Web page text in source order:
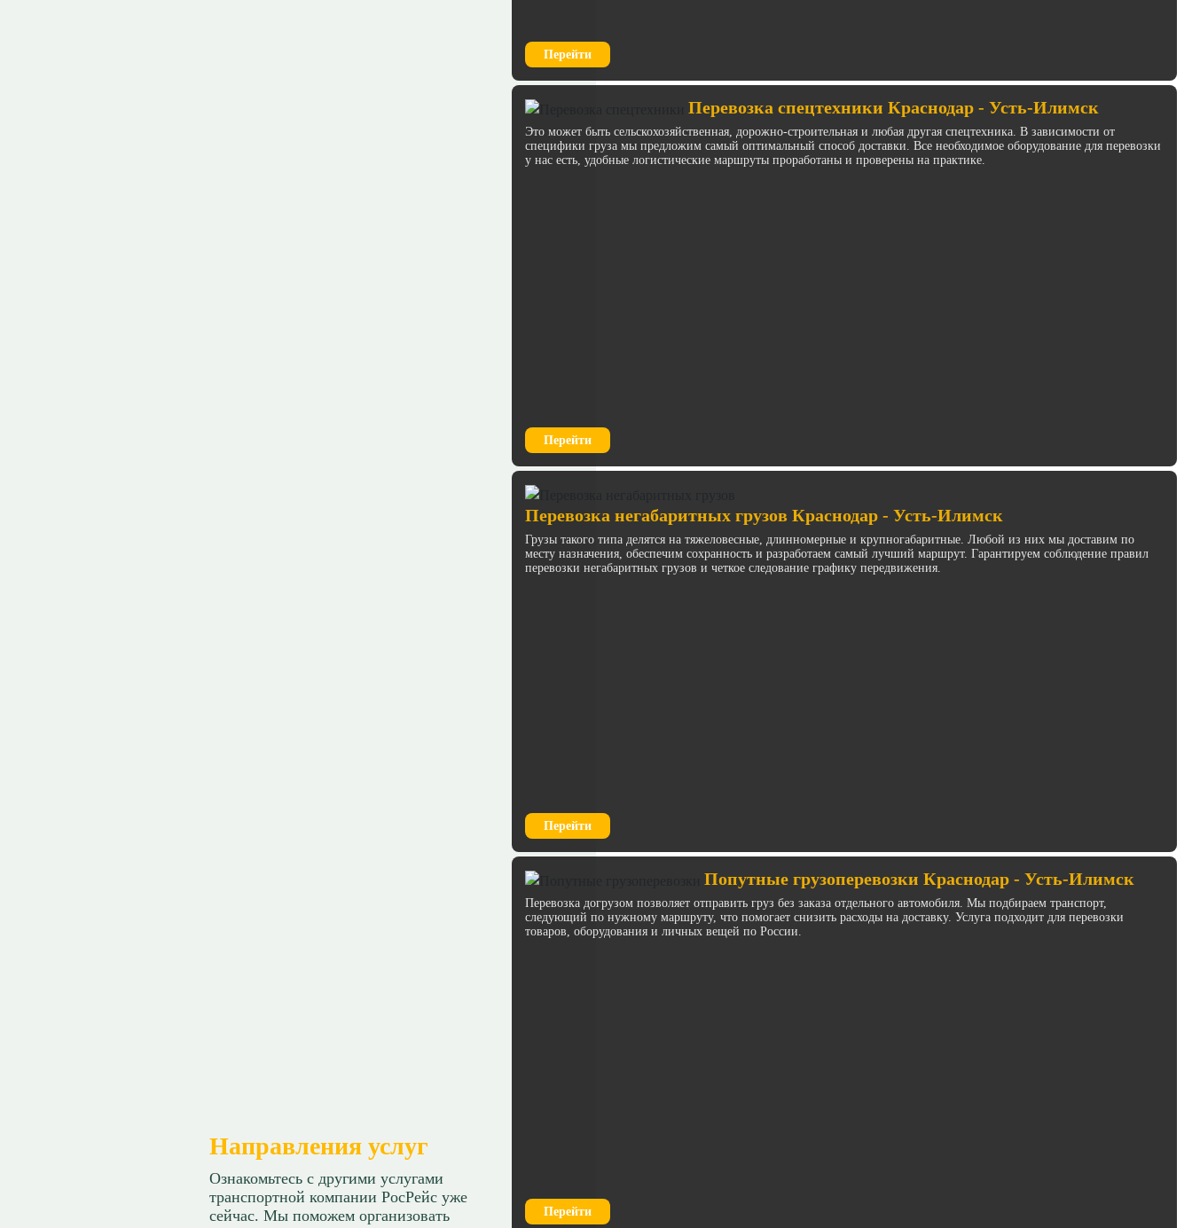
Направления услуг
Ознакомьтесь с другими услугами
транспортной компании РосРейс уже
сейчас. Мы поможем организовать
Перейти
Перевозка спецтехники Краснодар - Усть-Илимск
Это может быть сельскохозяйственная, дорожно-строительная и любая другая спецтехника. В зависимости от
специфики груза мы предложим самый оптимальный способ доставки. Все необходимое оборудование для перевозки
у нас есть, удобные логистические маршруты проработаны и проверены на практике.
Перейти
Перевозка негабаритных грузов Краснодар - Усть-Илимск
Грузы такого типа делятся на тяжеловесные, длинномерные и крупногабаритные. Любой из них мы доставим по
месту назначения, обеспечим сохранность и разработаем самый лучший маршрут. Гарантируем соблюдение правил
перевозки негабаритных грузов и четкое следование графику передвижения.
Перейти
Попутные грузоперевозки Краснодар - Усть-Илимск
Перевозка догрузом позволяет отправить груз без заказа отдельного автомобиля. Мы подбираем транспорт,
следующий по нужному маршруту, что помогает снизить расходы на доставку. Услуга подходит для перевозки
товаров, оборудования и личных вещей по России.
Перейти